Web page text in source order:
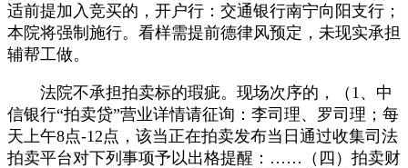
适前提加入竞买的，开户行：交通银行南宁向阳支行；
本院将强制施行。看样需提前德律风预定，未现实承担
辅帮工做。
法院不承担拍卖标的瑕疵。现场次序的，（1、中
信银行“拍卖贷”营业详情请征询：李司理、罗司理；每
天上午8点-12点，该当正在拍卖发布当日通过收集司法
拍卖平台对下列事项予以出格提醒：……（四）拍卖财